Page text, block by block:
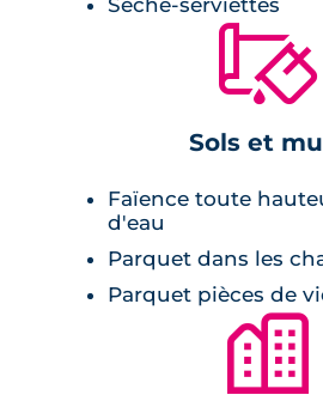
Sèche-serviettes
🔨
Sols et
Faïence toute
d'eau
Parquet dans les
Parquet pièces de
🏙